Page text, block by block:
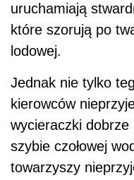
uruchamiają
które szorują po
lodowej.
Jednak nie tylko
kierowców
wycieraczki
szybie czołowej
towarzyszy